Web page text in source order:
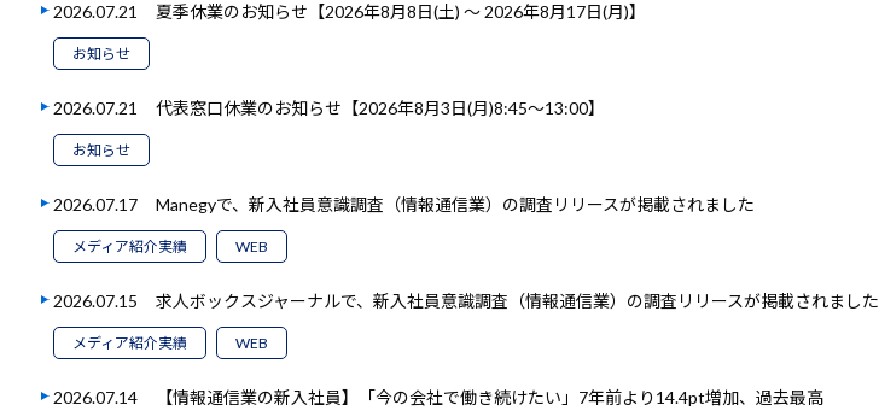
2026.07.21 夏季休業のお知らせ【2026年8月8日(土) ～ 2026年8月17日(月)】
お知らせ
2026.07.21 代表窓口休業のお知らせ【2026年8月3日(月)8:45～13:00】
お知らせ
2026.07.17 Manegyで、新入社員意識調査（情報通信業）の調査リリースが掲載されました
メディア紹介実績 WEB
2026.07.15 求人ボックスジャーナルで、新入社員意識調査（情報通信業）の調査リリースが掲載されました
メディア紹介実績 WEB
2026.07.14 【情報通信業の新入社員】「今の会社で働き続けたい」7年前より14.4pt増加、過去最高